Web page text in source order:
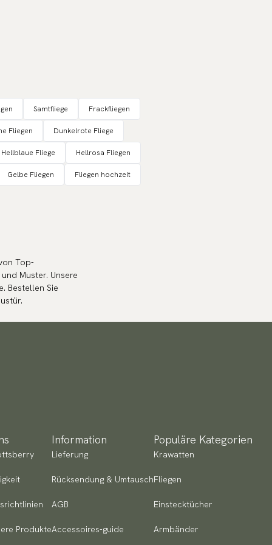
Samtfliege Frackfliegen
Fliegen Dunkelrote Fliege
Hellblaue Fliege Hellrosa Fliegen
Gelbe Fliegen Fliegen hochzeit
Top-
Muster. Unsere
Bestellen Sie
Produkte
Information
Lieferung
Rücksendung & Umtausch
AGB
Accessoires-guide
Populäre Kategorien
Krawatten
Fliegen
Einstecktücher
Armbänder